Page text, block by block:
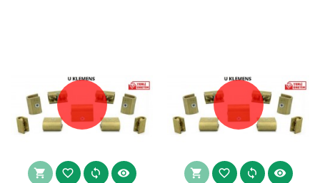
shopping_cart favorite_border sync visibility shopping_cart favorite_border sync visibility